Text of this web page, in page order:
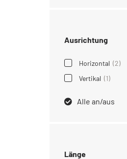
Ausrichtung
Horizontal (2)
Vertikal (1)
Alle an/aus
Länge